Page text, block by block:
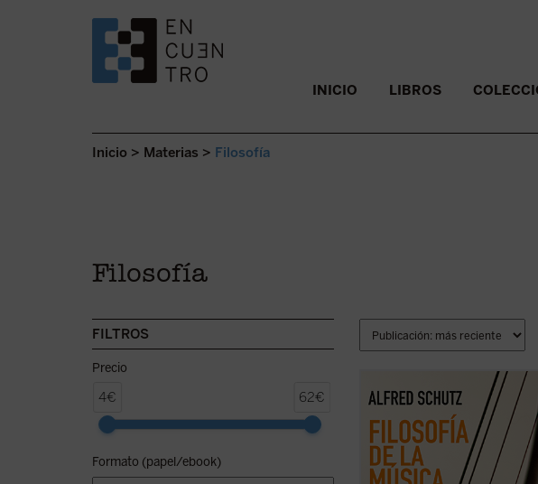
SALTAR AL CONTENIDO. INICIO LIBROS
Inicio > Materias > Filosofía
Filosofía
FILTROS
Precio
4€ 62€
Formato (papel/ebook)
Este libro reúne, por primera vez
español, todos los textos sobre
Alfred Schutz, uno de los grandes
nombres de la sociología del siglo
ellos no solo analiza lo que
cuando escuchamos una melodía,